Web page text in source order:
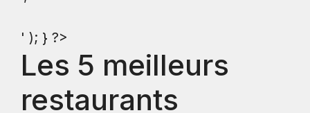
' ); } ?>
Les 5 meilleurs
restaurants